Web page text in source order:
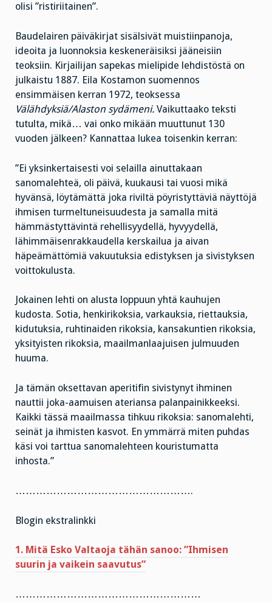
olisi ”ristiriitainen”.
Baudelairen päiväkirjat sisälsivät muistiinpanoja,
ideoita ja luonnoksia keskeneräisiksi jääneisiin
teoksiin. Kirjailijan sapekas mielipide lehdistöstä on
julkaistu 1887. Eila Kostamon suomennos
ensimmäisen kerran 1972, teoksessa
Välähdyksiä/Alaston sydämeni. Vaikuttaako teksti
tutulta, mikä… vai onko mikään muuttunut 130
vuoden jälkeen? Kannattaa lukea toisenkin kerran:
”Ei yksinkertaisesti voi selailla ainuttakaan
sanomalehteä, oli päivä, kuukausi tai vuosi mikä
hyvänsä, löytämättä joka riviltä pöyristyttäviä näyttöjä
ihmisen turmeltuneisuudesta ja samalla mitä
hämmästyttävintä rehellisyydellä, hyvyydellä,
lähimmäisenrakkaudella kerskailua ja aivan
häpeämättömiä vakuutuksia edistyksen ja sivistyksen
voittokulusta.
Jokainen lehti on alusta loppuun yhtä kauhujen
kudosta. Sotia, henkirikoksia, varkauksia, riettauksia,
kidutuksia, ruhtinaiden rikoksia, kansakuntien rikoksia,
yksityisten rikoksia, maailmanlaajuisen julmuuden
huuma.
Ja tämän oksettavan aperitifin sivistynyt ihminen
nauttii joka-aamuisen ateriansa palanpainikkeeksi.
Kaikki tässä maailmassa tihkuu rikoksia: sanomalehti,
seinät ja ihmisten kasvot. En ymmärrä miten puhdas
käsi voi tarttua sanomalehteen kouristumatta
inhosta.”
…………………………………………….
Blogin ekstralinkki
1. Mitä Esko Valtaoja tähän sanoo: ”Ihmisen
suurin ja vaikein saavutus”
………………………………………………